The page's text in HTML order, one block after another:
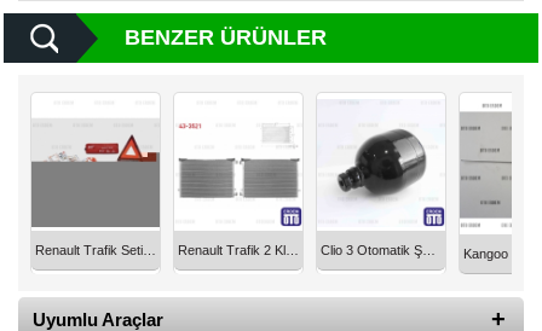
Parça
Alfa
Yedek
Parça
TOGG
Parça
BENZER ÜRÜNLER
Renault Trafik Seti Kendi Özel Çantasında 7711948096 Renault Trafik 2 Klima Radyatörü 2.0 Dci 2006-2014 43-3521 Clio 3 Otomatik Şanzıman Hava Tüpü 7701070496
Uyumlu Araçlar